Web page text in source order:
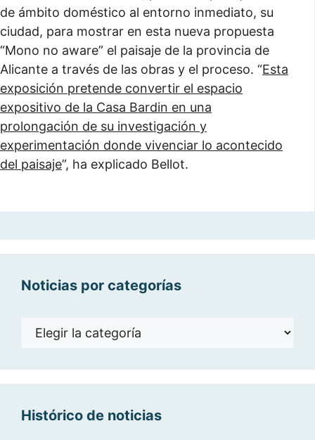
de ámbito doméstico al entorno inmediato, su
ciudad, para mostrar en esta nueva propuesta
“Mono no aware” el paisaje de la provincia de
Alicante a través de las obras y el proceso. “Esta
exposición pretende convertir el espacio
expositivo de la Casa Bardin en una
prolongación de su investigación y
experimentación donde vivenciar lo acontecido
del paisaje”, ha explicado Bellot.
Noticias por categorías
Noticias
Histórico de noticias